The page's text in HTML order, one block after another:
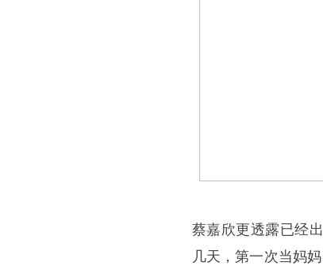
蔡嘉欣更透露已经
几天，第一次当妈